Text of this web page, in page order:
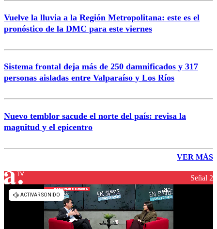
Vuelve la lluvia a la Región Metropolitana: este es el
pronóstico de la DMC para este viernes
Sistema frontal deja más de 250 damnificados y 317
personas aisladas entre Valparaíso y Los Ríos
Nuevo temblor sacude el norte del país: revisa la
magnitud y el epicentro
VER MÁS
Señal 2